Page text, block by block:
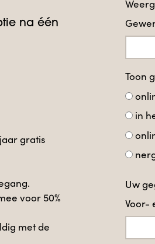
na één
gratis
voor 50%
met de
Toon
in
Uw
Voor-